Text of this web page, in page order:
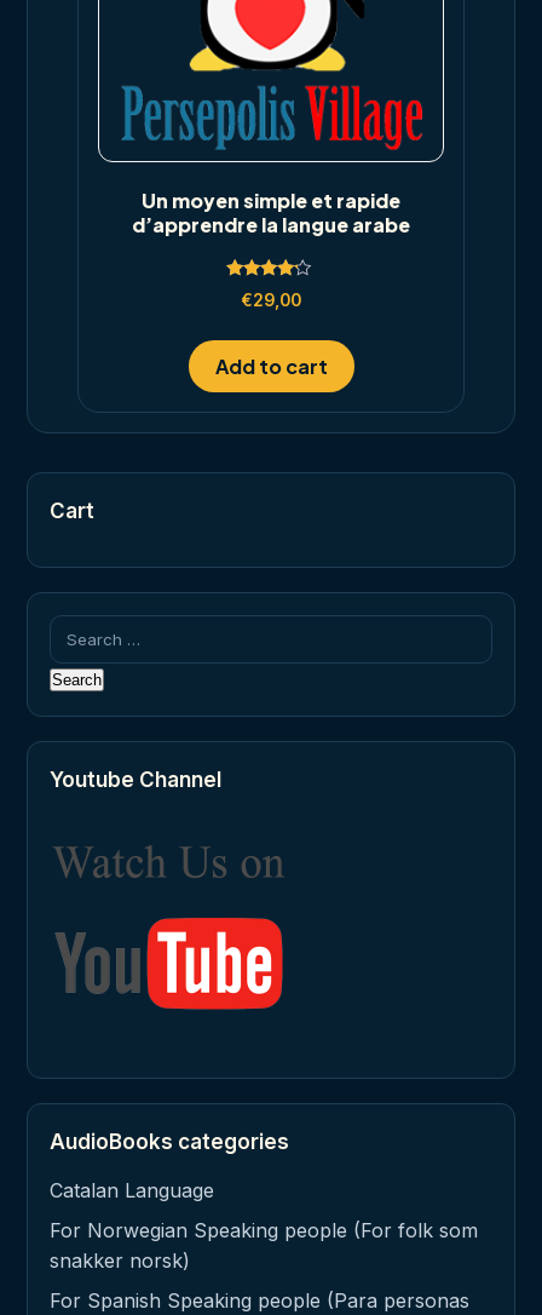
Un moyen simple et rapide
d’apprendre la langue arabe
Rated
4.00
€29,00
Add to cart
Cart
Search
for:
Youtube Channel
AudioBooks categories
Catalan Language
For Norwegian Speaking people (For folk som
snakker norsk)
For Spanish Speaking people (Para personas